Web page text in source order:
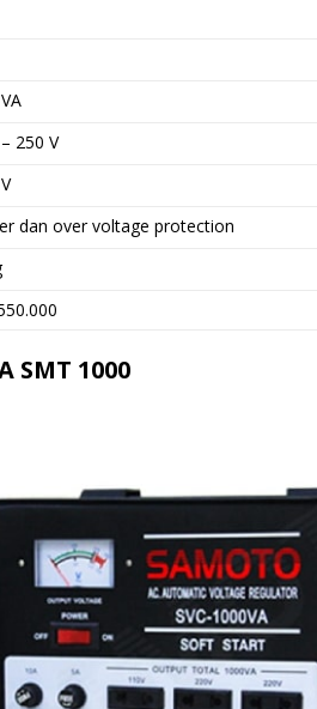
250 V
dan over voltage protection
SMT 1000